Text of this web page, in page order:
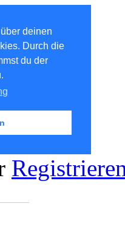
deinen
Durch die
du der